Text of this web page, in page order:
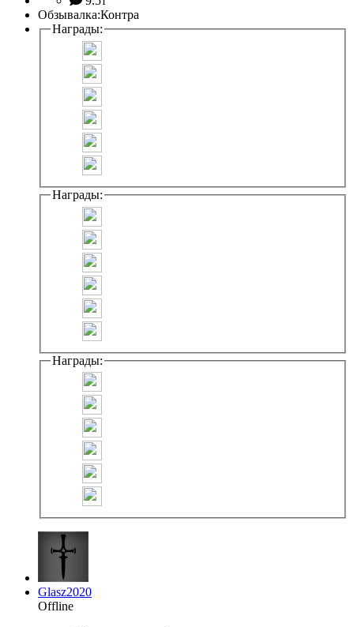
Обзывалка:Контра
Награды:
Награды:
Награды:
Glasz2020
Offline